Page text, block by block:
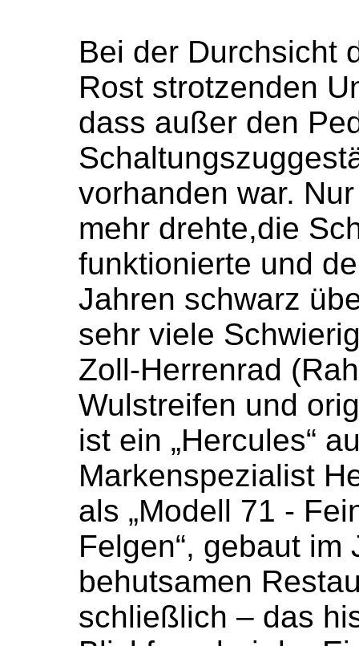
Bei der Durchsicht
Rost strotzenden
dass außer den
vorhanden war.
mehr drehte,die
funktionierte und
Jahren schwarz
sehr viele
Zoll-Herrenrad
Wulstreifen und
ist ein „Hercules“
Markenspezialist
als „Modell 71 -
Felgen“, gebaut
behutsamen
schließlich – das